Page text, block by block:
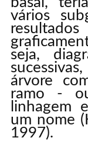
vários
seja,
árvore
ramo -
linhagem
um nome
1997).